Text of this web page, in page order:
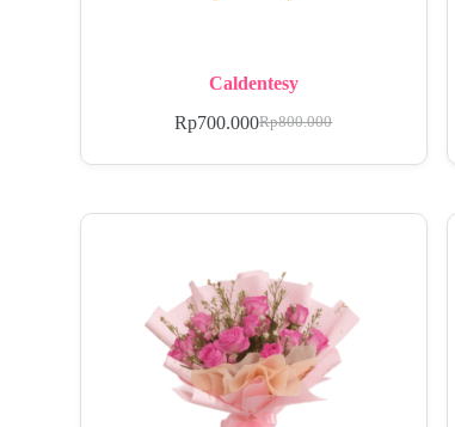
Caldentesy
Rp800.000
Rp700.000